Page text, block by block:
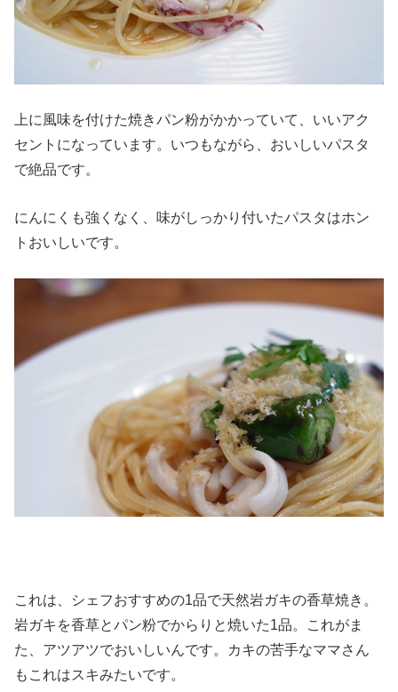
上に風味を付けた焼きパン粉がかかっていて、いいアク
セントになっています。いつもながら、おいしいパスタ
で絶品です。
にんにくも強くなく、味がしっかり付いたパスタはホン
トおいしいです。
これは、シェフおすすめの1品で天然岩ガキの香草焼き。
岩ガキを香草とパン粉でからりと焼いた1品。これがま
た、アツアツでおいしいんです。カキの苦手なママさん
もこれはスキみたいです。